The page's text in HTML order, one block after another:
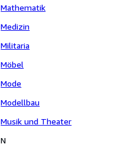
Mathematik
Medizin
Militaria
Möbel
Mode
Modellbau
Musik und Theater
N